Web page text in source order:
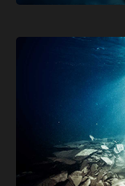
SSI 的潛水長或
SSI 專業社區。你